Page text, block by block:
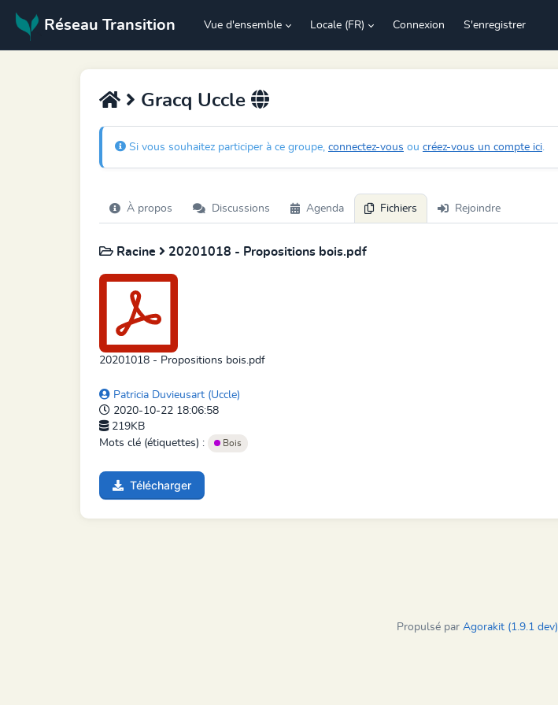
Réseau Transition Vue d'ensemble Locale (FR) Connexion S'enregistrer
Gracq Uccle
Si vous souhaitez participer à ce groupe, connectez-vous ou créez-vous un compte ici.
À propos Discussions Agenda Fichiers Rejoindre
Racine 20201018 - Propositions bois.pdf
20201018 - Propositions bois.pdf
Patricia Duvieusart (Uccle)
2020-10-22 18:06:58
219KB
Mots clé (étiquettes) :
Bois
Télécharger
Propulsé par Agorakit (1.9.1 dev)